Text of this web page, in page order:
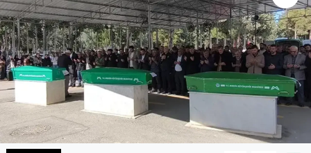
Manşetler
Resmi İlan
Sağlık
Spor